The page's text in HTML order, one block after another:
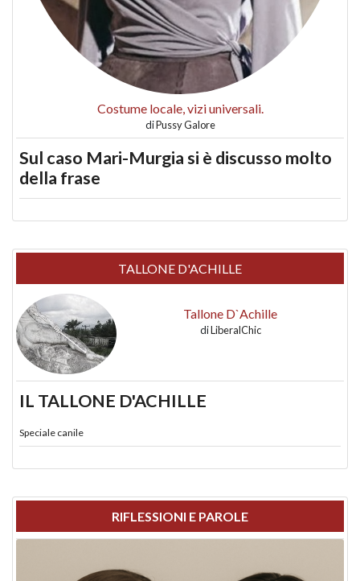
Costume locale, vizi universali.
diPussy Galore
Sul caso Mari-Murgia si è discusso molto
della frase
TALLONE D'ACHILLE
Tallone D`Achille
diLiberalChic
IL TALLONE D'ACHILLE
Speciale canile
RIFLESSIONI E PAROLE